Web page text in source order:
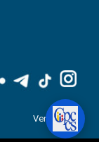
Ventanilla